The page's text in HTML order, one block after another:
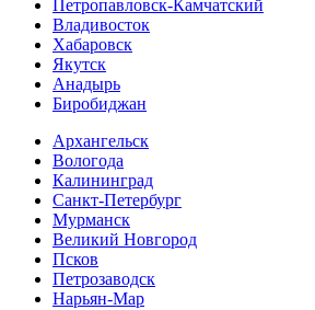
Петропавловск-Камчатский
Владивосток
Хабаровск
Якутск
Анадырь
Биробиджан
Архангельск
Вологода
Калининград
Санкт-Петербург
Мурманск
Великий Новгород
Псков
Петрозаводск
Нарьян-Мар